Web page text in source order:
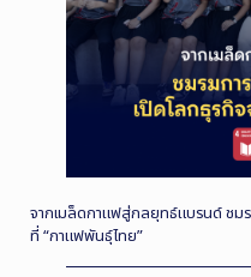
จากเมล็ดกาแฟสู่กลยุทธ์แบรนด์ ชม
ที่ “กาแฟพันธุ์ไทย”